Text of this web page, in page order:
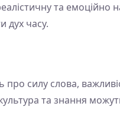
та емоційно
дух часу.
силу слова,
та знання